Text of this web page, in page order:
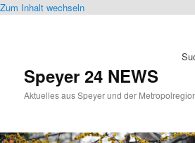
Zum Inhalt wechseln
Speyer 24 NEWS
Aktuelles aus Speyer und der